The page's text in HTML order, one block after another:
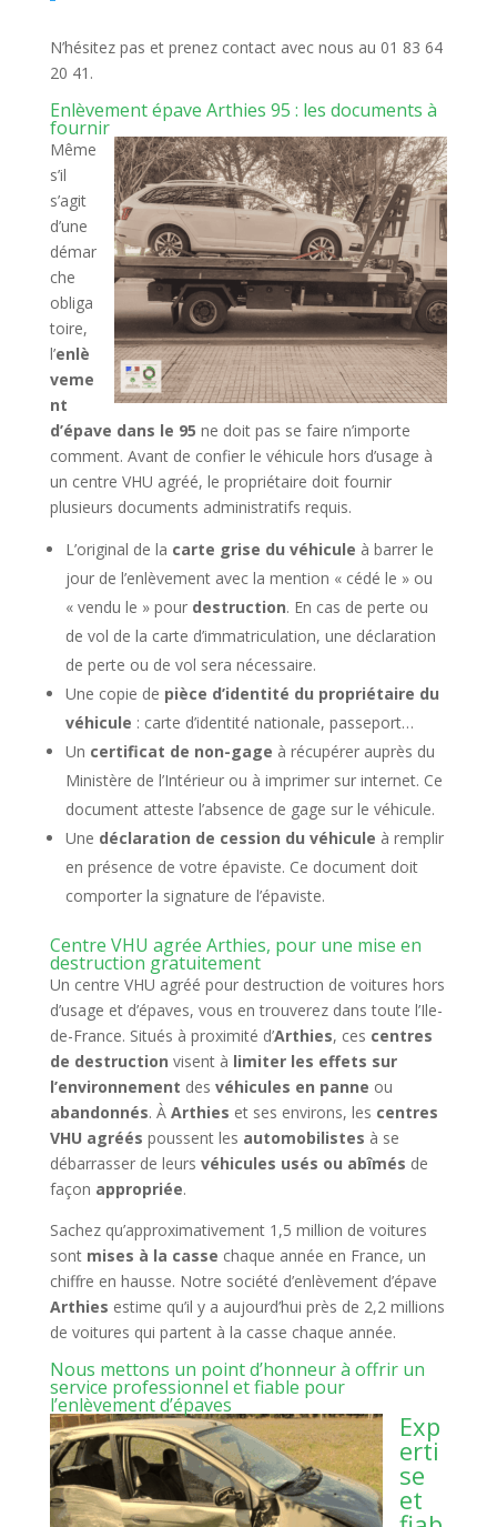
N’hésitez pas et prenez contact avec nous au 01 83 64
20 41.
Enlèvement épave Arthies 95 : les documents à
fournir
Même
s’il
s’agit
d’une
démar
che
obliga
toire,
l’enlè
veme
nt
d’épave dans le 95 ne doit pas se faire n’importe
comment. Avant de confier le véhicule hors d’usage à
un centre VHU agréé, le propriétaire doit fournir
plusieurs documents administratifs requis.
L’original de la carte grise du véhicule à barrer le
jour de l’enlèvement avec la mention « cédé le » ou
« vendu le » pour destruction. En cas de perte ou
de vol de la carte d’immatriculation, une déclaration
de perte ou de vol sera nécessaire.
Une copie de pièce d’identité du propriétaire du
véhicule : carte d’identité nationale, passeport…
Un certificat de non-gage à récupérer auprès du
Ministère de l’Intérieur ou à imprimer sur internet. Ce
document atteste l’absence de gage sur le véhicule.
Une déclaration de cession du véhicule à remplir
en présence de votre épaviste. Ce document doit
comporter la signature de l’épaviste.
Centre VHU agrée Arthies, pour une mise en
destruction gratuitement
Un centre VHU agréé pour destruction de voitures hors
d’usage et d’épaves, vous en trouverez dans toute l’Ile-
de-France. Situés à proximité d’Arthies, ces centres
de destruction visent à limiter les effets sur
l’environnement des véhicules en panne ou
abandonnés. À Arthies et ses environs, les centres
VHU agréés poussent les automobilistes à se
débarrasser de leurs véhicules usés ou abîmés de
façon appropriée.
Sachez qu’approximativement 1,5 million de voitures
sont mises à la casse chaque année en France, un
chiffre en hausse. Notre société d’enlèvement d’épave
Arthies estime qu’il y a aujourd’hui près de 2,2 millions
de voitures qui partent à la casse chaque année.
Nous mettons un point d’honneur à offrir un
service professionnel et fiable pour
l’enlèvement d’épaves
Exp
erti
se
et